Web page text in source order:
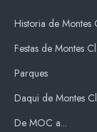
Historia de Montes
Festas de Montes
Parques
Daqui de Montes
De MOC a...